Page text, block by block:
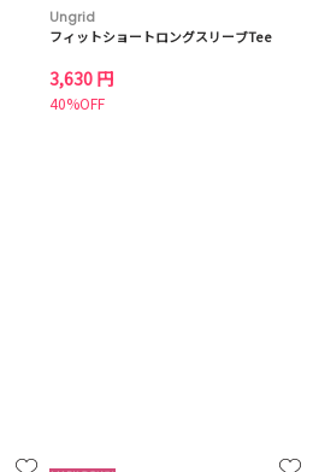
Ungrid
フィットショートロングスリーブTee
3,630 円
40%OFF